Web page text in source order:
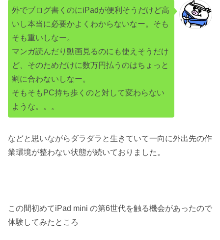
外でブログ書くのにiPadが便利そうだけど高
いし本当に必要かよくわからないなー。そも
そも重いしなー。
マンガ読んだり動画見るのにも使えそうだけ
ど、そのためだけに数万円払うのはちょっと
割に合わないしなー。
そもそもPC持ち歩くのと対して変わらない
ような。。。
などと思いながらダラダラと生きていて一向に外出先の作
業環境が整わない状態が続いておりました。
この間初めてiPad mini の第6世代を触る機会があったので
体験してみたところ